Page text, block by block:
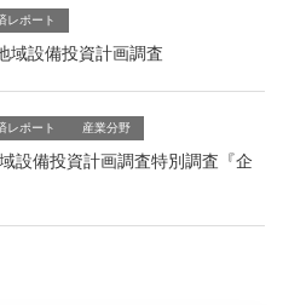
レポート
設備投資計画調査
レポート 産業分野
設備投資計画調査特別調査『企